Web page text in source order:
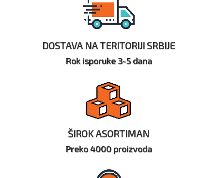
DOSTAVA NA TERITORIJI SRBIJE
Rok isporuke 3-5 dana
ŠIROK ASORTIMAN
Preko 4000 proizvoda